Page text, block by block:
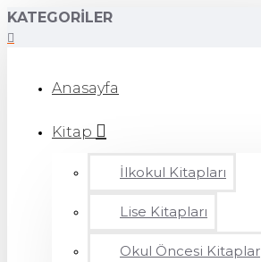
KATEGORILER
Anasayfa
Kitap
İlkokul Kitapları
Lise Kitapları
Okul Öncesi Kitaplar